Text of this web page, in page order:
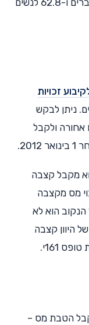
הפרישה המקסימלי הקבוע בחוק – 67 לגברים ו-62.8 לנשים
זכויות
ניתן לבקש
גם רטרואקטיבית על 6 שנים אחורה ולקבל
לפרישה לפני 1 בינואר 2012 והוא מקבל קצבה
מס מקצבה
הוא לא
היוון קצבה
161י.
הטבת מס –